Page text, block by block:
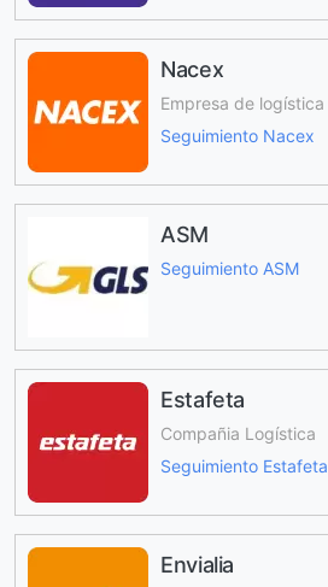
Nacex
Empresa de logística
Seguimiento Nacex
ASM
Seguimiento ASM
Estafeta
Compañia Logística
Seguimiento Estafeta
Envialia